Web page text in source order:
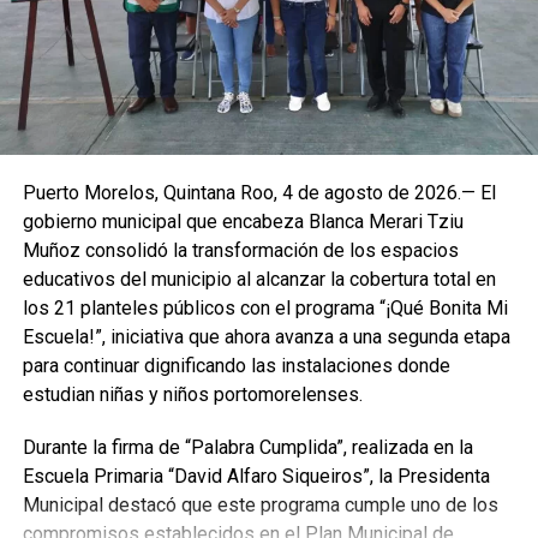
Morelos demuestra con este Atlas que está preparado y
que la prevención es su mayor fortaleza.
Puerto Morelos, Quintana Roo, 4 de agosto de 2026.— El
gobierno municipal que encabeza Blanca Merari Tziu
Muñoz consolidó la transformación de los espacios
educativos del municipio al alcanzar la cobertura total en
los 21 planteles públicos con el programa “¡Qué Bonita Mi
Escuela!”, iniciativa que ahora avanza a una segunda etapa
para continuar dignificando las instalaciones donde
estudian niñas y niños portomorelenses.
Durante la firma de “Palabra Cumplida”, realizada en la
Escuela Primaria “David Alfaro Siqueiros”, la Presidenta
Municipal destacó que este programa cumple uno de los